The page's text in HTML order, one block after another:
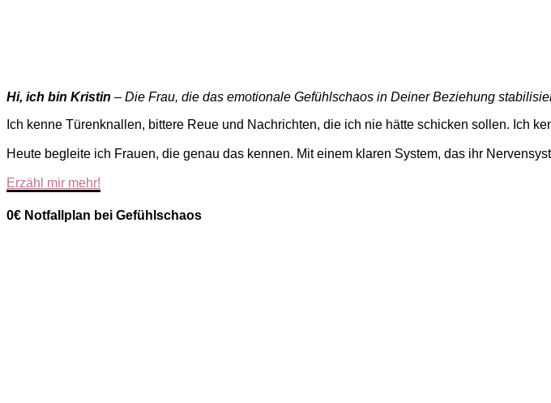
Hi, ich bin Kristin – Die Frau, die das emotionale Gefühlschaos in Deiner Beziehung
Ich kenne Türenknallen, bittere Reue und Nachrichten, die ich nie hätte schicken sollen. Ich
Heute begleite ich Frauen, die genau das kennen. Mit einem klaren System, das ihr
Erzähl mir mehr!
0€ Notfallplan bei Gefühlschaos